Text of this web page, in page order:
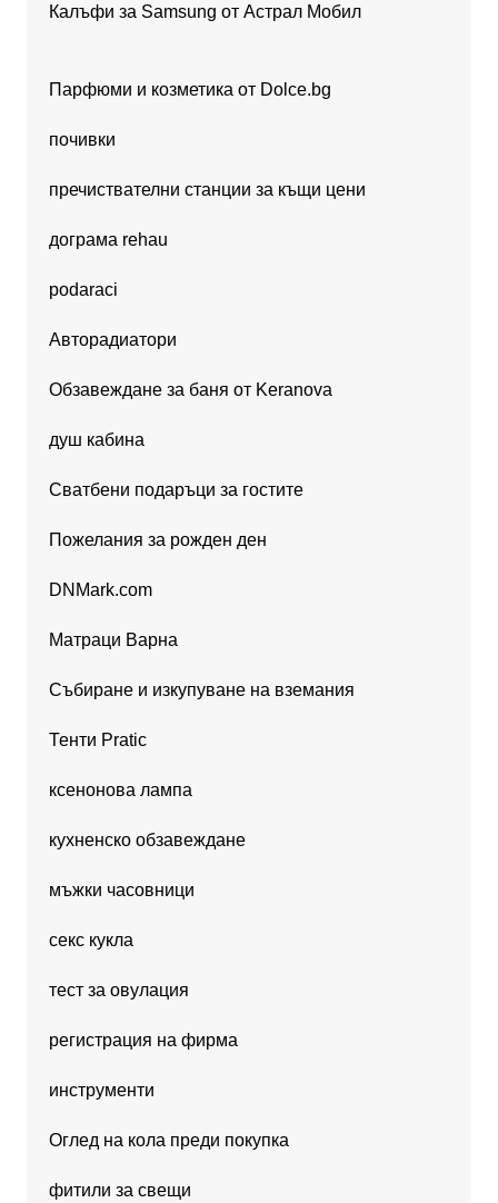
Калъфи за Samsung от Астрал Мобил
Парфюми и козметика от Dolce.bg
почивки
пречиствателни станции за къщи цени
дограма rehau
podaraci
Авторадиатори
Обзавеждане за баня от Keranova
душ кабина
Сватбени подаръци за гостите
Пожелания за рожден ден
DNMark.com
Матраци Варна
Събиране и изкупуване на вземания
Тенти Pratic
ксенонова лампа
кухненско обзавеждане
мъжки часовници
секс кукла
тест за овулация
регистрация на фирма
инструменти
Оглед на кола преди покупка
фитили за свещи